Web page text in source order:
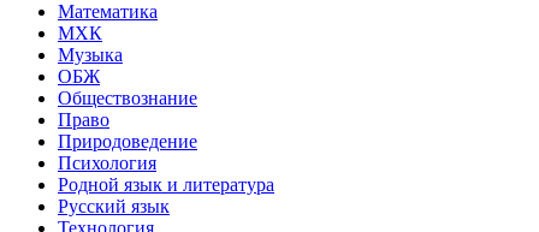
Математика
МХК
Музыка
ОБЖ
Обществознание
Право
Природоведение
Психология
Родной язык и литература
Русский язык
Технология